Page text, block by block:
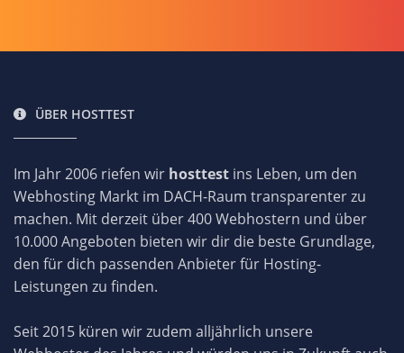
ÜBER HOSTTEST
Im Jahr 2006 riefen wir hosttest ins Leben, um den
Webhosting Markt im DACH-Raum transparenter zu
machen. Mit derzeit über 400 Webhostern und über
10.000 Angeboten bieten wir dir die beste Grundlage,
den für dich passenden Anbieter für Hosting-
Leistungen zu finden.
Seit 2015 küren wir zudem alljährlich unsere